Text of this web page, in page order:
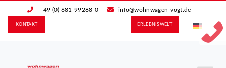
+49 (0) 681-99288-0 info@wohnwagen-vogt.de
ERLEBNIS­WELT
KONTAKT